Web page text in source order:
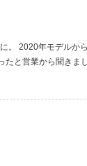
。 2020年モデルか
と営業から聞きま